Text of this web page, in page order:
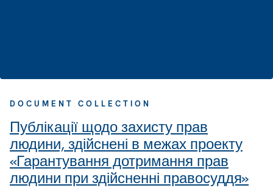
DOCUMENT COLLECTION
Публікації щодо захисту прав
людини, здійснені в межах проекту
«Гарантування дотримання прав
людини при здійсненні правосуддя»